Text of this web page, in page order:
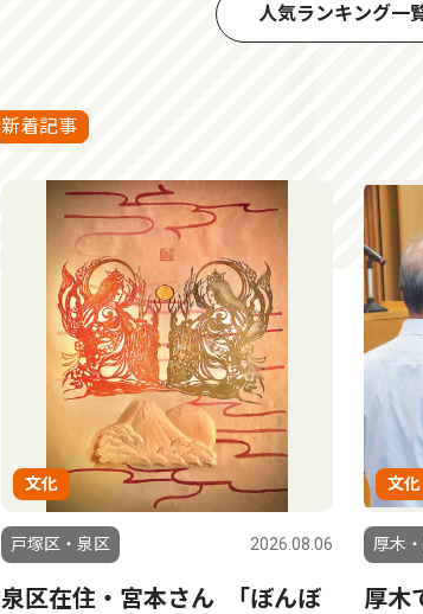
人気ランキング一
新着記事
文化
戸塚区・泉区 2026.08.06
泉区在住・宮本さん ｢ぼんぼ
文化
厚木
厚木